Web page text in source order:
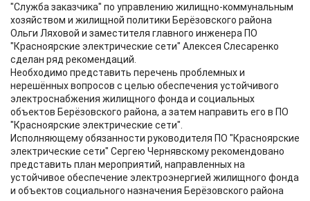
"Служба заказчика" по управлению жилищно-коммунальным
хозяйством и жилищной политики Берёзовского района
Ольги Ляховой и заместителя главного инженера ПО
"Красноярские электрические сети" Алексея Слесаренко
сделан ряд рекомендаций.
Необходимо представить перечень проблемных и
нерешённых вопросов с целью обеспечения устойчивого
электроснабжения жилищного фонда и социальных
объектов Берёзовского района, а затем направить его в ПО
"Красноярские электрические сети".
Исполняющему обязанности руководителя ПО "Красноярские
электрические сети" Сергею Чернявскому рекомендовано
представить план мероприятий, направленных на
устойчивое обеспечение электроэнергией жилищного фонда
и объектов социального назначения Берёзовского района